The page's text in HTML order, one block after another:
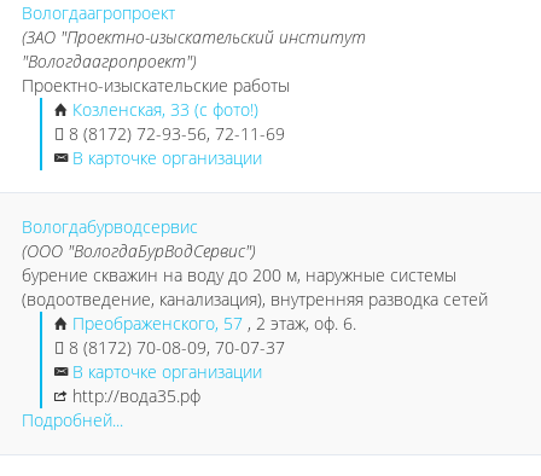
Вологдаагропроект
(ЗАО "Проектно-изыскательский институт
"Вологдаагропроект")
Проектно-изыскательские работы
Козленская, 33 (с фото!)
8 (8172) 72-93-56, 72-11-69
В карточке организации
Вологдабурводсервис
(ООО "ВологдаБурВодСервис")
бурение скважин на воду до 200 м, наружные системы
(водоотведение, канализация), внутренняя разводка сетей
Преображенского, 57 , 2 этаж, оф. 6.
8 (8172) 70-08-09, 70-07-37
В карточке организации
http://вода35.рф
Подробней...